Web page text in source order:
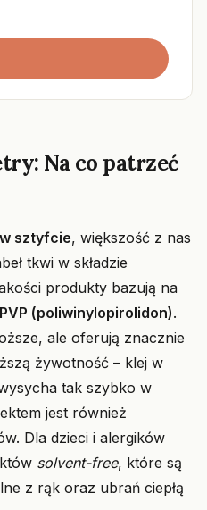
Na co patrzeć
sztyfcie, większość z nas
tkwi w składzie
produkty bazują na
(poliwinylopirolidon).
ale oferują znacznie
żywotność – klej w
tak szybko w
jest również
Dla dzieci i alergików
solvent-free, które są
z rąk oraz ubrań ciepłą